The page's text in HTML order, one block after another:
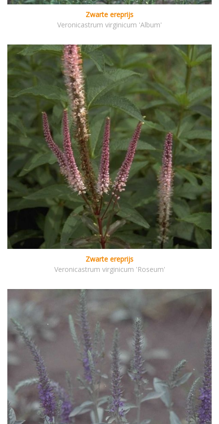
Zwarte ereprijs
Veronicastrum virginicum 'Album'
Zwarte ereprijs
Veronicastrum virginicum 'Roseum'